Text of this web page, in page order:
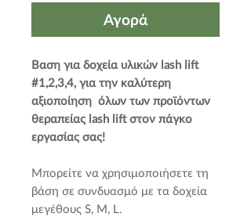
Αγορά
Βαση για δοχεία υλικών lash lift
#1,2,3,4, για την καλύτερη
αξιοποίηση όλων των προϊόντων
θεραπείας lash lift στον πάγκο
εργασίας σας!
Μπορείτε να χρησιμοποιήσετε τη
βάση σε συνδυασμό με τα δοχεία
μεγέθους S, M, L.